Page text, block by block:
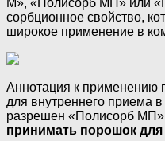
сорбционное свойство,
широкое применение в
Аннотация к применению
для внутреннего приема
разрешен «Полисорб
принимать порошок